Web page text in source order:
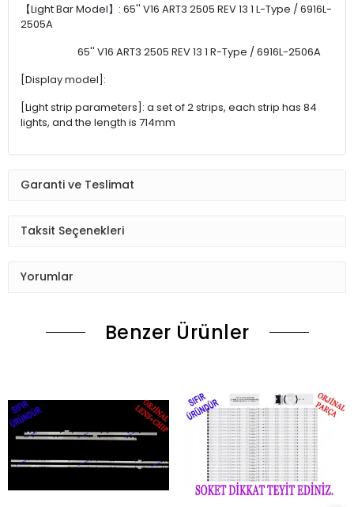
【Light Bar Model】: 65'' V16 ART3 2505 REV 13 1 L-Type / 6916L-
2505A
65'' V16 ART3 2505 REV 13 1 R-Type / 6916L-2506A
[Display model]:
[Light strip parameters]: a set of 2 strips, each strip has 84
lights, and the length is 714mm
Garanti ve Teslimat
Taksit Seçenekleri
Yorumlar
Benzer Ürünler